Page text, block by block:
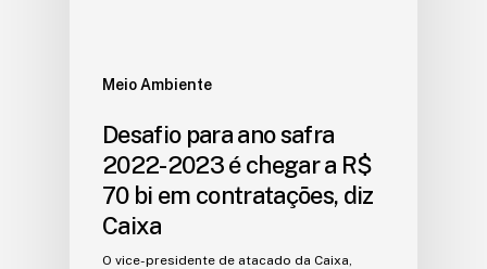
Meio Ambiente
Desafio para ano safra
2022-2023 é chegar a R$
70 bi em contratações, diz
Caixa
O vice-presidente de atacado da Caixa,